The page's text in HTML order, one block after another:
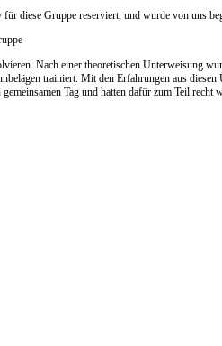
diese Gruppe reserviert, und wurde von uns
Nach einer theoretischen Unterweisung
trainiert. Mit den Erfahrungen aus diesen
Tag und hatten dafür zum Teil recht